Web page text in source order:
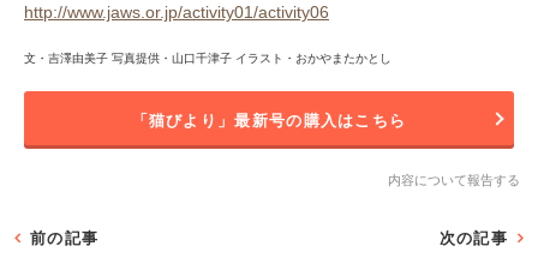
http://www.jaws.or.jp/activity01/activity06
文・吉澤由美子 写真提供・山口千津子 イラスト・おかやまたかとし
「猫びより」最新号の購入はこちら
内容について報告する
前の記事 次の記事